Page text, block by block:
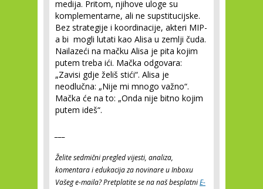
medija. Pritom, njihove uloge su
komplementarne, ali ne supstitucijske.
Bez strategije i koordinacije, akteri MIP-
a bi mogli lutati kao Alisa u zemlji čuda.
Nailazeći na mačku Alisa je pita kojim
putem treba ići. Mačka odgovara:
„Zavisi gdje želiš stići“. Alisa je
neodlučna: „Nije mi mnogo važno“.
Mačka će na to: „Onda nije bitno kojim
putem ideš“.
Želite sedmični pregled vijesti, analiza,
komentara i edukacija za novinare u Inboxu
Vašeg e-maila? Pretplatite se na naš besplatniE-